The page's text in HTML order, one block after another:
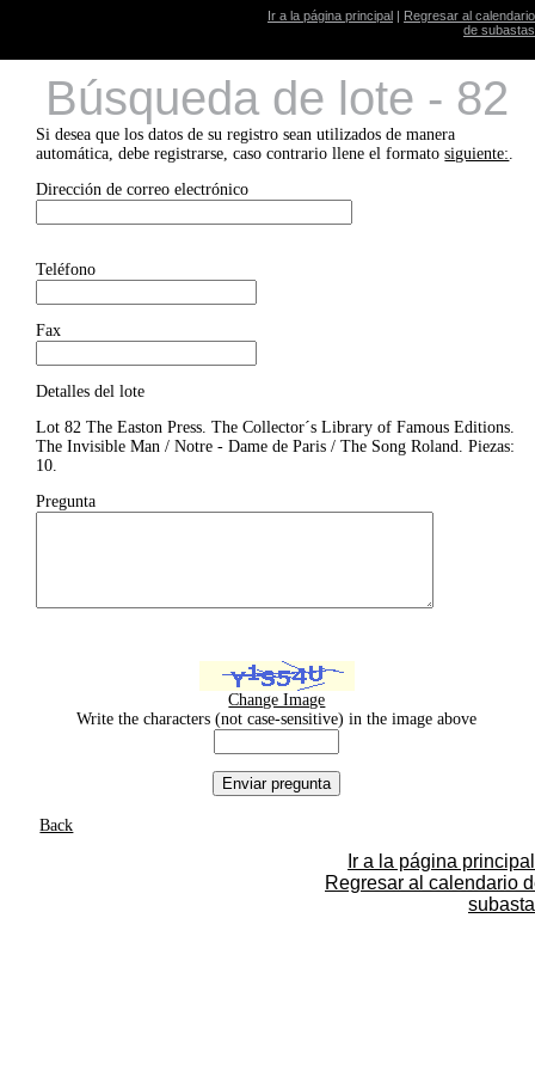
Ir a la página principal | Regresar al calendario
de subastas
Búsqueda de lote - 82
Si desea que los datos de su registro sean utilizados de manera
automática, debe registrarse, caso contrario llene el formatosiguiente:.
Dirección de correo electrónico
Teléfono
Fax
Detalles del lote
Lot 82 The Easton Press. The Collector´s Library of Famous Editions.
The Invisible Man / Notre - Dame de Paris / The Song Roland. Piezas:
10.
Pregunta
Change Image
Write the characters (not case-sensitive) in the image above
Back
Ir a la página principal
Regresar al calendario